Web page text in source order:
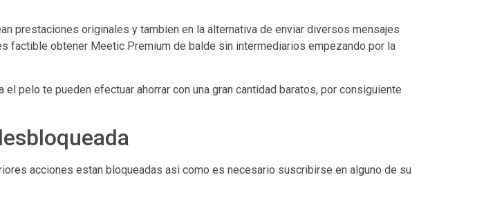
prestaciones originales y tambien en la alternativa de enviar diversos mensajes
factible obtener Meetic Premium de balde sin intermediarios empezando por la
pelo te pueden efectuar ahorrar con una gran cantidad baratos, por consiguiente
acciones estan bloqueadas asi­ como es necesario suscribirse en alguno de su